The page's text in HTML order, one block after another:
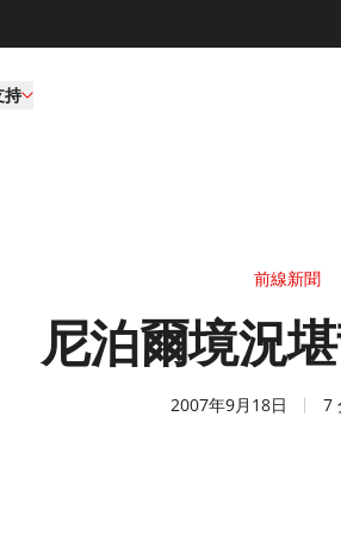
持
前線新聞
尼泊爾境況
2007年9月18日 7